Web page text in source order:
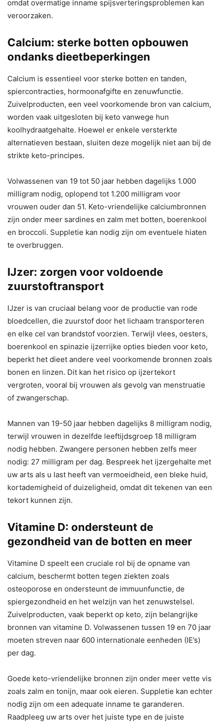
omdat overmatige inname spijsverteringsproblemen kan
veroorzaken.
Calcium: sterke botten opbouwen
ondanks dieetbeperkingen
Calcium is essentieel voor sterke botten en tanden,
spiercontracties, hormoonafgifte en zenuwfunctie.
Zuivelproducten, een veel voorkomende bron van calcium,
worden vaak uitgesloten bij keto vanwege hun
koolhydraatgehalte. Hoewel er enkele versterkte
alternatieven bestaan, sluiten deze mogelijk niet aan bij de
strikte keto-principes.
Volwassenen van 19 tot 50 jaar hebben dagelijks 1.000
milligram nodig, oplopend tot 1.200 milligram voor
vrouwen ouder dan 51. Keto-vriendelijke calciumbronnen
zijn onder meer sardines en zalm met botten, boerenkool
en broccoli. Suppletie kan nodig zijn om eventuele hiaten
te overbruggen.
IJzer: zorgen voor voldoende
zuurstoftransport
IJzer is van cruciaal belang voor de productie van rode
bloedcellen, die zuurstof door het lichaam transporteren
en elke cel van brandstof voorzien. Terwijl vlees, oesters,
boerenkool en spinazie ijzerrijke opties bieden voor keto,
beperkt het dieet andere veel voorkomende bronnen zoals
bonen en linzen. Dit kan het risico op ijzertekort
vergroten, vooral bij vrouwen als gevolg van menstruatie
of zwangerschap.
Mannen van 19-50 jaar hebben dagelijks 8 milligram nodig,
terwijl vrouwen in dezelfde leeftijdsgroep 18 milligram
nodig hebben. Zwangere personen hebben zelfs meer
nodig: 27 milligram per dag. Bespreek het ijzergehalte met
uw arts als u last heeft van vermoeidheid, een bleke huid,
kortademigheid of duizeligheid, omdat dit tekenen van een
tekort kunnen zijn.
Vitamine D: ondersteunt de
gezondheid van de botten en meer
Vitamine D speelt een cruciale rol bij de opname van
calcium, beschermt botten tegen ziekten zoals
osteoporose en ondersteunt de immuunfunctie, de
spiergezondheid en het welzijn van het zenuwstelsel.
Zuivelproducten, vaak beperkt op keto, zijn belangrijke
bronnen van vitamine D. Volwassenen tussen 19 en 70 jaar
moeten streven naar 600 internationale eenheden (IE’s)
per dag.
Goede keto-vriendelijke bronnen zijn onder meer vette vis
zoals zalm en tonijn, maar ook eieren. Suppletie kan echter
nodig zijn om een ​​adequate inname te garanderen.
Raadpleeg uw arts over het juiste type en de juiste